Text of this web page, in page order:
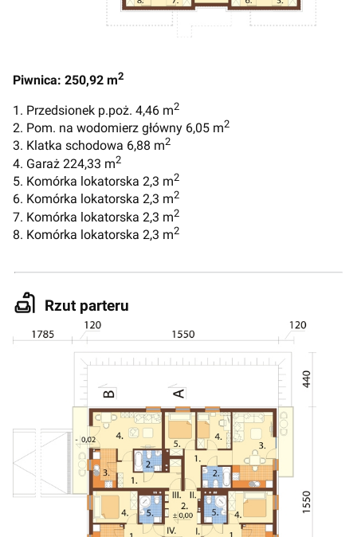
Piwnica: 250,92 m2
1. Przedsionek p.poż. 4,46 m2
2. Pom. na wodomierz główny 6,05 m2
3. Klatka schodowa 6,88 m2
4. Garaż 224,33 m2
5. Komórka lokatorska 2,3 m2
6. Komórka lokatorska 2,3 m2
7. Komórka lokatorska 2,3 m2
8. Komórka lokatorska 2,3 m2
Rzut parteru